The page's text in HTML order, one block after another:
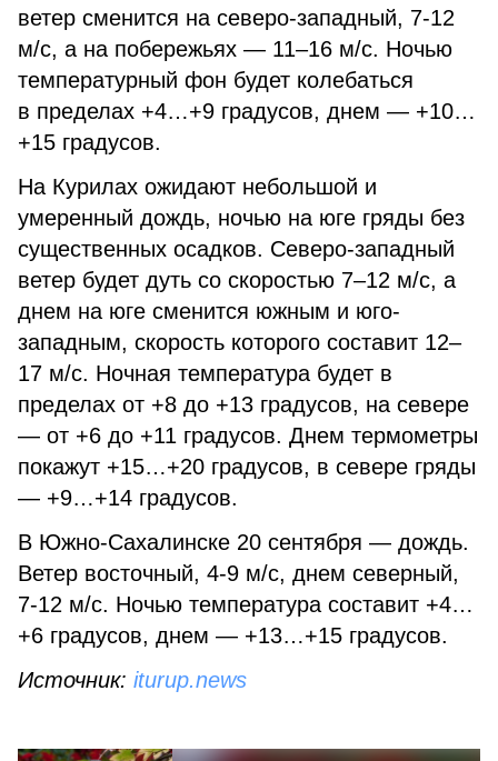
ветер сменится на северо-западный, 7-12
м/с, а на побережьях — 11–16 м/с. Ночью
температурный фон будет колебаться
в пределах +4…+9 градусов, днем — +10…
+15 градусов.
На Курилах ожидают небольшой и
умеренный дождь, ночью на юге гряды без
существенных осадков. Северо-западный
ветер будет дуть со скоростью 7–12 м/с, а
днем на юге сменится южным и юго-
западным, скорость которого составит 12–
17 м/с. Ночная температура будет в
пределах от +8 до +13 градусов, на севере
— от +6 до +11 градусов. Днем термометры
покажут +15…+20 градусов, в севере гряды
— +9…+14 градусов.
В Южно-Сахалинске 20 сентября — дождь.
Ветер восточный, 4-9 м/с, днем северный,
7-12 м/с. Ночью температура составит +4…
+6 градусов, днем — +13…+15 градусов.
Источник: iturup.news